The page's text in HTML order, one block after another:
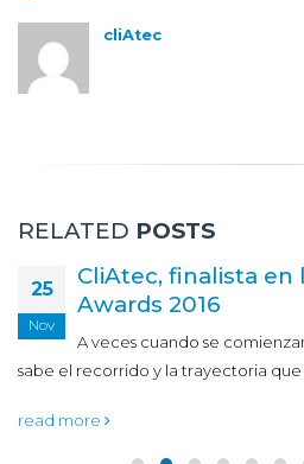
cliAtec
RELATED POSTS
25
Nov
CliAtec, finalista en
Awards 2016
A veces cuando se
sabe el recorrido y la trayectoria que
read more